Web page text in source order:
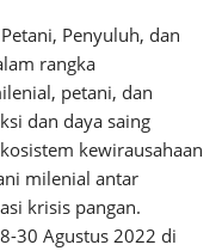
Penyuluh, dan
rangka
petani, dan
dan daya saing
kewirausahaan
milenial antar
krisis pangan.
30 Agustus 2022 di